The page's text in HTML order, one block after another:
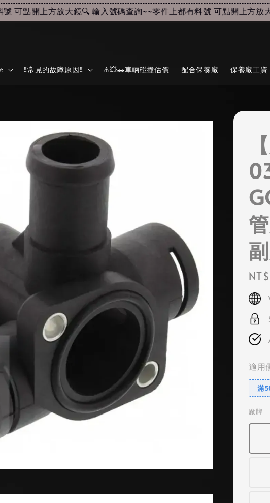
點開上方放大鏡🔍 輸入號碼查詢~~零件上都有料號 可點開上方放大
‼️常見的故障原因‼️ ⚠️💥🚗車輛碰撞估價 配合保養廠 保養廠工資
price
適用
滿
廠牌